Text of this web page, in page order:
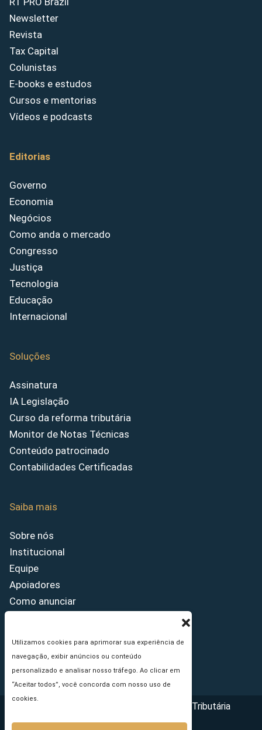
Utilizamos cookies para aprimorar sua experiência de
navegação, exibir anúncios ou conteúdo
personalizado e analisar nosso tráfego. Ao clicar em
“Aceitar todos”, você concorda com nosso uso de
cookies.
Newsletter
Revista
Tax Capital
Colunistas
E-books e estudos
Cursos e mentorias
Vídeos e podcasts
Editorias
Governo
Economia
Negócios
Como anda o mercado
Congresso
Justiça
Tecnologia
Educação
Internacional
Soluções
Assinatura
IA Legislação
Curso da reforma tributária
Monitor de Notas Técnicas
Conteúdo patrocinado
Contabilidades Certificadas
Saiba mais
Sobre nós
Institucional
Equipe
Apoiadores
Como anunciar
Princípios Editoriais
Copyright © 2026 - Portal da Reforma Tributária